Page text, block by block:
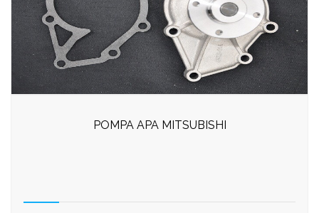
POMPA APA MITSUBISHI